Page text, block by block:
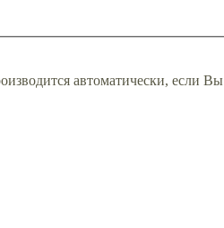
автоматически, если Вы